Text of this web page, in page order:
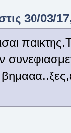
30/03/